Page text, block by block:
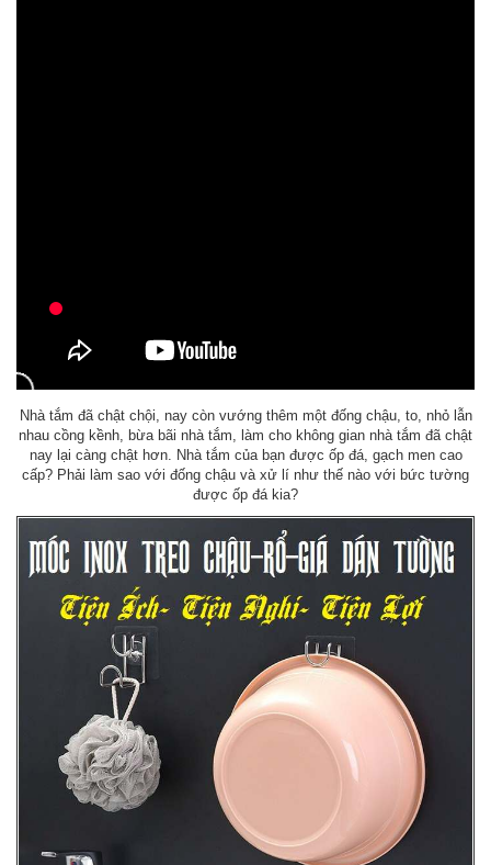
Nhà tắm đã chật chội, nay còn vướng thêm một đống chậu, to, nhỏ lẫn
nhau cồng kềnh, bừa bãi nhà tắm, làm cho không gian nhà tắm đã chật
nay lại càng chật hơn. Nhà tắm của bạn được ốp đá, gạch men cao
cấp? Phải làm sao với đống chậu và xử lí như thế nào với bức tường
được ốp đá kia?